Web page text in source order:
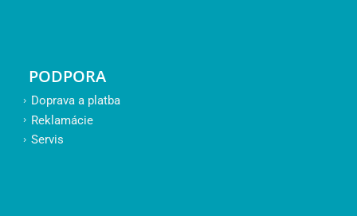
PODPORA
Doprava a platba
Reklamácie
Servis